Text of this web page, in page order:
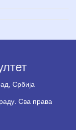
Србија
Сва права